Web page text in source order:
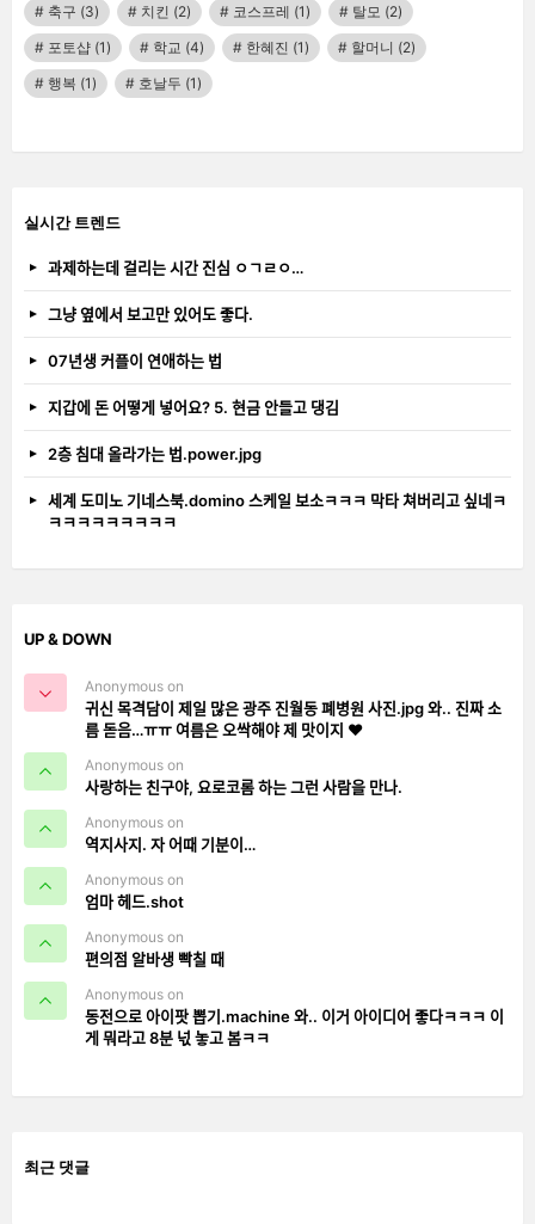
축구 (3) 치킨 (2) 코스프레 (1) 탈모 (2)
포토샵 (1) 학교 (4) 한혜진 (1) 할머니 (2)
행복 (1) 호날두 (1)
실시간 트렌드
과제하는데 걸리는 시간 진심 ㅇㄱㄹㅇ…
그냥 옆에서 보고만 있어도 좋다.
07년생 커플이 연애하는 법
지갑에 돈 어떻게 넣어요? 5. 현금 안들고 댕김
2층 침대 올라가는 법.power.jpg
세계 도미노 기네스북.domino 스케일 보소ㅋㅋㅋ 막타 쳐버리고 싶네ㅋ
ㅋㅋㅋㅋㅋㅋㅋㅋㅋ
UP & DOWN
Anonymous on
귀신 목격담이 제일 많은 광주 진월동 폐병원 사진.jpg 와.. 진짜 소
름 돋음…ㅠㅠ 여름은 오싹해야 제 맛이지 ❤️
Anonymous on
사랑하는 친구야, 요로코롬 하는 그런 사람을 만나.
Anonymous on
역지사지. 자 어때 기분이…
Anonymous on
엄마 헤드.shot
Anonymous on
편의점 알바생 빡칠 때
Anonymous on
동전으로 아이팟 뽑기.machine 와.. 이거 아이디어 좋다ㅋㅋㅋ 이
게 뭐라고 8분 넋 놓고 봄ㅋㅋ
최근 댓글